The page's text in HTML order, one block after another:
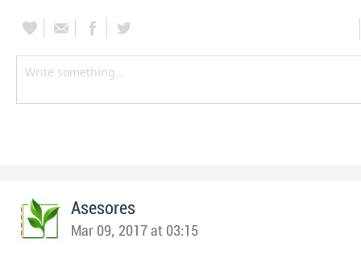
Asesores
Mar 09, 2017 at 03:15